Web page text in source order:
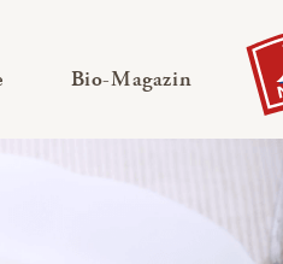
— Untermenü ausklappen
Bio-Magazin —